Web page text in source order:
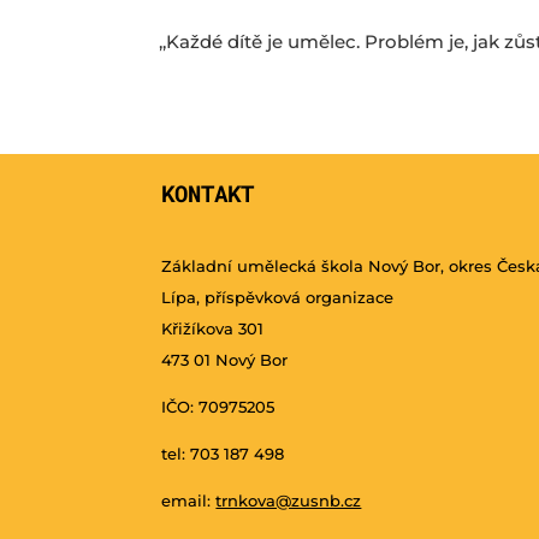
,,Každé dítě je umělec. Problém je, jak
KONTAKT
Základní umělecká škola Nový Bor, okres
Lípa, příspěvková organizace
Křižíkova 301
473 01 Nový Bor
IČO: 70975205
tel: 703 187 498
email:trnkova@zusnb.cz